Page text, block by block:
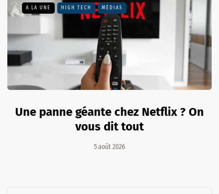
A LA UNE HIGH TECH MÉDIAS
Une panne géante chez Netflix ? On
vous dit tout
5 août 2026